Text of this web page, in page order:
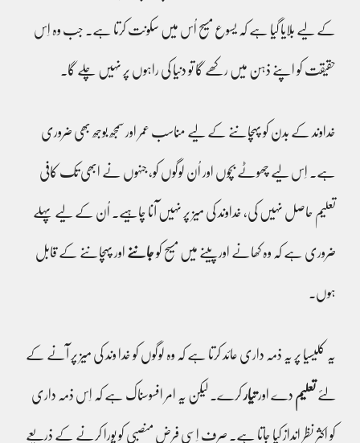
کے لیے بلایا گیا ہے کہ یسوع مسیح اُس میں سکونت کرتا ہے۔ جب وہ اِس
حقیقت کو اپنے ذہن میں رکھے گا تو دنیا کی راہوں پر نہیں چلے گا۔
خداوند کے بدن کو پہچاننے کے لیے مناسب عمر اور سمجھ بوجھ بھی ضروری
ہے۔ اِس لیے چھوٹے بچوں اور اُن لوگوں کو، جنہوں نے ابھی تک کافی
تعلیم حاصل نہیں کی، خداوند کی میز پر نہیں آنا چاہیے۔ اُن کے لیے پہلے
ضروری ہے کہ وہ کھانے اور پینے میں مسیح کوجاننے اور پہچاننے کے قابل
ہوں۔
یہ کلیسیا پر یہ ذمہ داری عائد کرتا ہے کہ وہ لوگوں کو خدا وند کی میز پر آنے کے
لئے تعلیم دے اورتیار کرے۔ لیکن یہ امر افسوسناک ہے کہ اِس ذمہ داری
کو اکثر نظر انداز کیا جاتا ہے۔ صرف اِسی فرض منصبی کو پورا کرنے کے ذریعے